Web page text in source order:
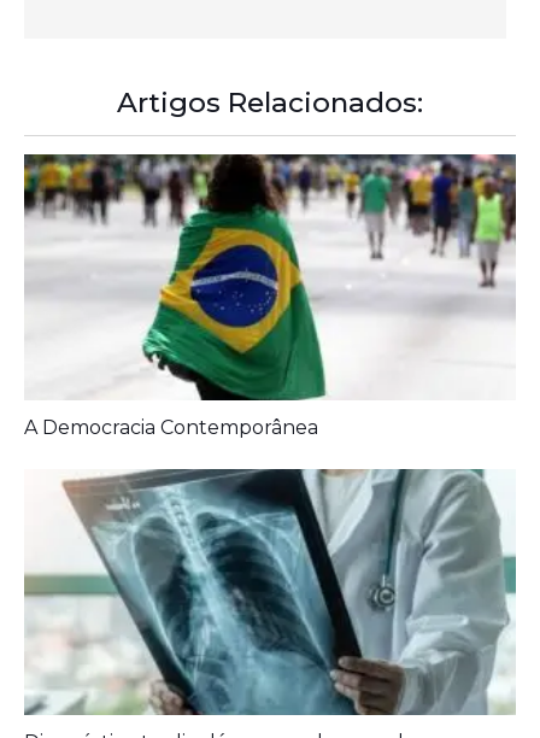
A Democracia Contemporânea
Diagnóstico tardio dá poucas chances de cura para
o câncer de pulmão